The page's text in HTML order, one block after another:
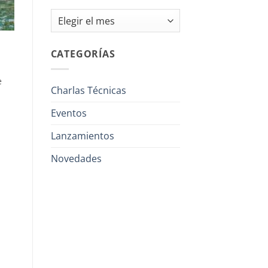
Archivos
CATEGORÍAS
Charlas Técnicas
Eventos
Lanzamientos
Novedades